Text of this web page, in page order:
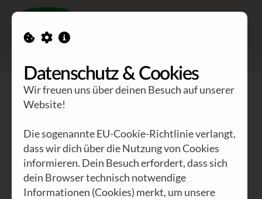
ALLE
AKTUELLES(14) ARCHIV (8) AFRIKA(16)
WALDVIERTEL(2) POLITIK (11) WIRTSCHAFT(9)
KULTUR
UMWELT (6) GEA (26)
Datenschutz & Cookies
Wir freuen uns über deinen Besuch auf unserer
Website!
Die sogenannte EU-Cookie-Richtlinie verlangt,
dass wir dich über die Nutzung von Cookies
informieren. Dein Besuch erfordert, dass sich
dein Browser technisch notwendige
Informationen (Cookies) merkt, um unsere